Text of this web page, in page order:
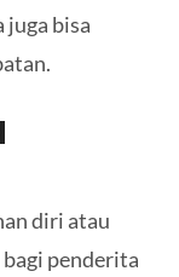
juga bisa
diri atau
bagi penderita